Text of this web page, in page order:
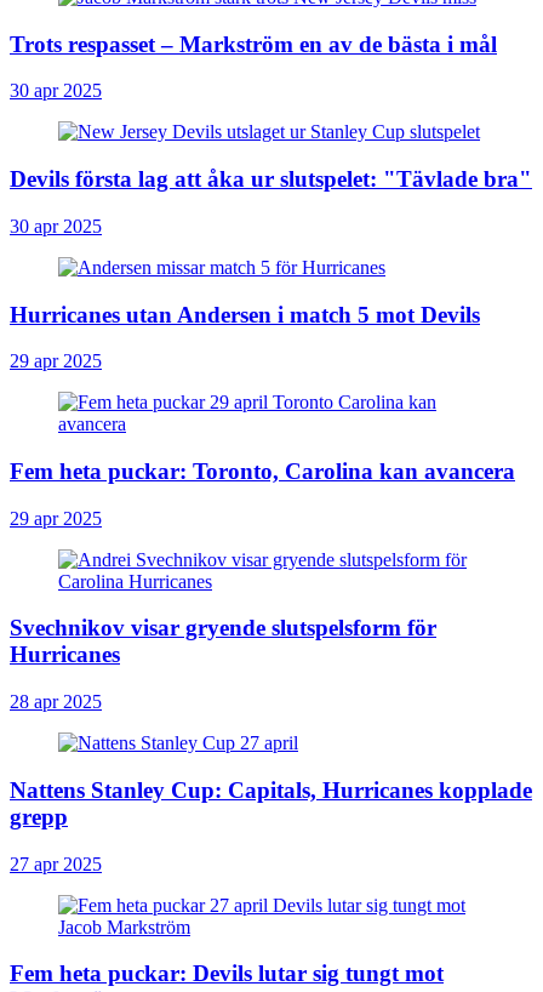
Trots respasset – Markström en av de bästa i mål
30 apr 2025
Devils första lag att åka ur slutspelet: "Tävlade bra"
30 apr 2025
Hurricanes utan Andersen i match 5 mot Devils
29 apr 2025
Fem heta puckar: Toronto, Carolina kan avancera
29 apr 2025
Svechnikov visar gryende slutspelsform för
Hurricanes
28 apr 2025
Nattens Stanley Cup: Capitals, Hurricanes kopplade
grepp
27 apr 2025
Fem heta puckar: Devils lutar sig tungt mot